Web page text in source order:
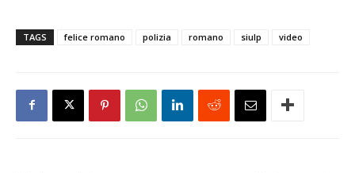
TAGS felice romano polizia romano siulp video